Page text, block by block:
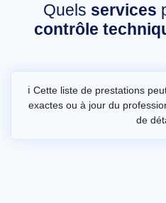
Quels services
contrôle
ℹ️ Cette liste de prestations
exactes ou à jour du
de